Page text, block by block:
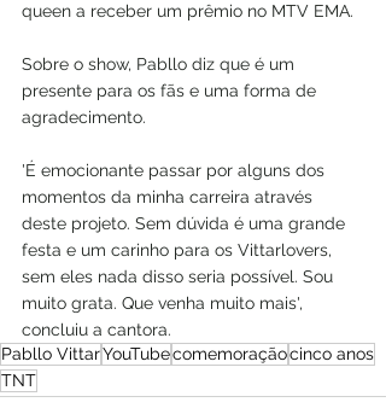
queen a receber um prêmio no MTV EMA.
Sobre o show, Pabllo diz que é um
presente para os fãs e uma forma de
agradecimento.
'É emocionante passar por alguns dos
momentos da minha carreira através
deste projeto. Sem dúvida é uma grande
festa e um carinho para os Vittarlovers,
sem eles nada disso seria possível. Sou
muito grata. Que venha muito mais',
concluiu a cantora.
Pabllo VittarYouTubecomemoraçãocinco anos
TNT